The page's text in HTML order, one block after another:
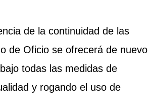
de la continuidad de las
de Oficio se ofrecerá de nuevo
todas las medidas de
y rogando el uso de